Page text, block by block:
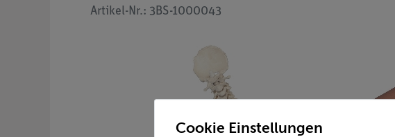
Artikel-Nr.: 3BS-1000043
Cookie Einstellungen